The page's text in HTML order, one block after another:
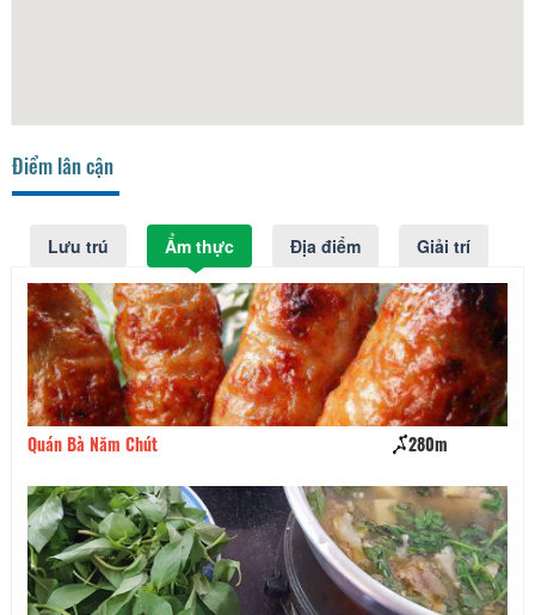
Điểm lân cận
Lưu trú Ẩm thực Địa điểm Giải trí
Lẩu gà lá é Tao Ngộ